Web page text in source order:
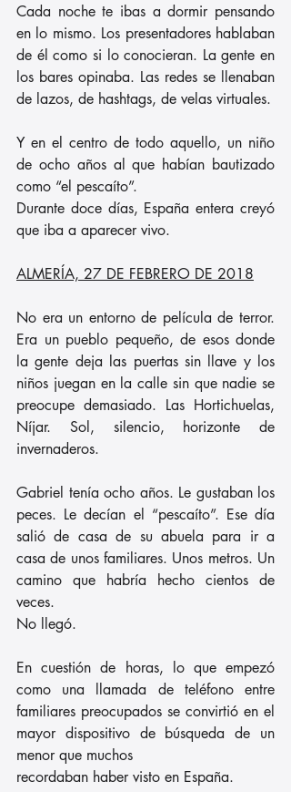
Cada noche te ibas a dormir pensando
en lo mismo. Los presentadores hablaban
de él como si lo conocieran. La gente en
los bares opinaba. Las redes se llenaban
de lazos, de hashtags, de velas virtuales.
Y en el centro de todo aquello, un niño
de ocho años al que habían bautizado
como “el pescaíto”.
Durante doce días, España entera creyó
que iba a aparecer vivo.
ALMERÍA, 27 DE FEBRERO DE 2018
No era un entorno de película de terror.
Era un pueblo pequeño, de esos donde
la gente deja las puertas sin llave y los
niños juegan en la calle sin que nadie se
preocupe demasiado. Las Hortichuelas,
Níjar. Sol, silencio, horizonte de
invernaderos.
Gabriel tenía ocho años. Le gustaban los
peces. Le decían el “pescaíto”. Ese día
salió de casa de su abuela para ir a
casa de unos familiares. Unos metros. Un
camino que habría hecho cientos de
veces.
No llegó.
En cuestión de horas, lo que empezó
como una llamada de teléfono entre
familiares preocupados se convirtió en el
mayor dispositivo de búsqueda de un
menor que muchos
recordaban haber visto en España.